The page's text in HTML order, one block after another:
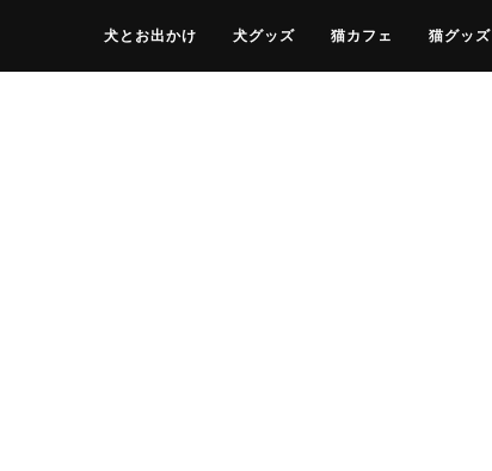
犬とお出かけ 犬グッズ 猫カフェ 猫グッズ